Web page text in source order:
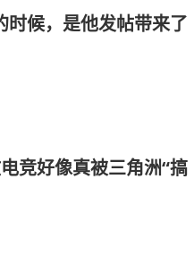
候，是他发帖带来了
竞好像真被三角洲“搞